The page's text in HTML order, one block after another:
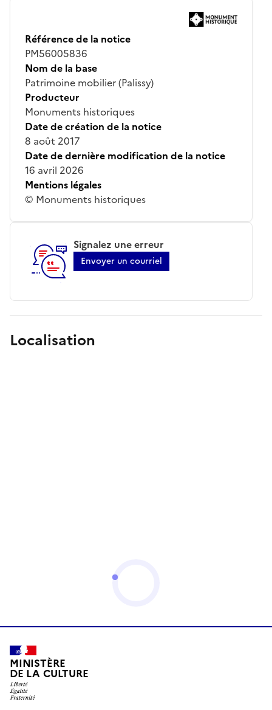
Référence de la notice
PM56005836
Nom de la base
Patrimoine mobilier (Palissy)
Producteur
Monuments historiques
Date de création de la notice
8 août 2017
Date de dernière modification de la notice
16 avril 2026
Mentions légales
© Monuments historiques
Signalez une erreur
Envoyer un courriel
Localisation
MINISTÈRE
DE LA CULTURE